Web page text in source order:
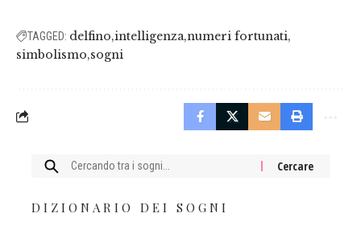
TAGGED: delfino intelligenza numeri fortunati
simbolismo sogni
Cercare:
DIZIONARIO DEI SOGNI